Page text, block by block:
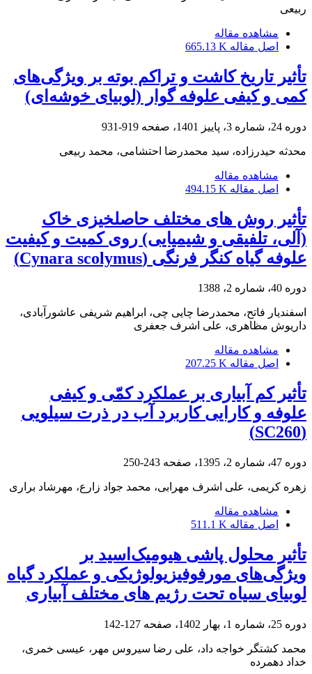
ربیعی
مشاهده مقاله
اصل مقاله 665.13 K
تأثیر تاریخ کاشت و تراکم بوته بر ویژگی‌های
کمی و کیفی علوفه گوار (لوبیای خوشه‌ای)
دوره 24، شماره 3، پاییز 1401، صفحه 919-931
محدثه حیدرزاده، سید محمدرضا احتشامی، محمد ربیعی
مشاهده مقاله
اصل مقاله 494.15 K
تأثیر روش های مختلف حاصلخیزی خاک
(آلی، تلفیقی و شیمیایی) روی کمیت و کیفیت
علوفه گیاه کنگر فرنگی (Cynara scolymus)
دوره 40، شماره 2، 1388
اسفندیار فاتح، محمدرضا چایی چی، ابراهیم شریفی عاشورآبادی،
داریوش مظاهری، علی اشرف جعفری
مشاهده مقاله
اصل مقاله 207.25 K
تأثیر کم آبیاری بر عملکرد کمّی و کیفی
علوفه و کارایی کاربرد آب در ذرت سیلویی
(SC260)
دوره 47، شماره 2، 1395، صفحه 243-250
زهره کریمی، علی اشرف مهرابی، محمد جواد زارع، مهرشاد براری
مشاهده مقاله
اصل مقاله 511.1 K
تأثیر محلول پاشی هیومیک‌اسید بر
ویژگی‌های مورفوفیزیولوژیکی و عملکرد گیاه
لوبیای سیاه تحت رژیم های مختلف آبیاری
دوره 25، شماره 1، بهار 1402، صفحه 127-142
محمد کشتگر خواجه داد، علی رضا سیروس مهر، عیسی خمری،
خداد دهمرده